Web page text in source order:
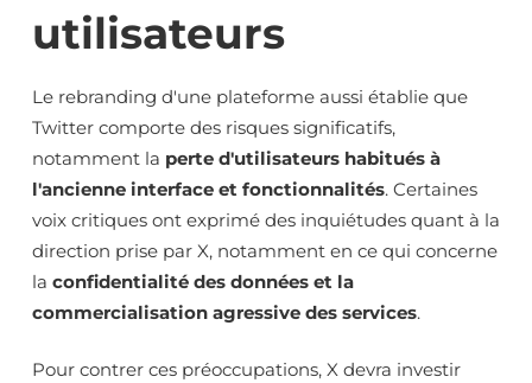
utilisateurs
Le rebranding d'une plateforme aussi établie que
Twitter comporte des risques significatifs,
notamment la perte d'utilisateurs habitués à
l'ancienne interface et fonctionnalités. Certaines
voix critiques ont exprimé des inquiétudes quant à la
direction prise par X, notamment en ce qui concerne
la confidentialité des données et la
commercialisation agressive des services.
Pour contrer ces préoccupations, X devra investir